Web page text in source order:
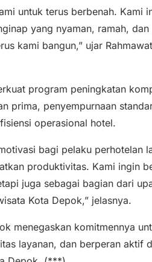
untuk terus berbenah. Kami
yang nyaman, ramah, dan
kami bangun,” ujar
program peningkatan
prima, penyempurnaan
operasional hotel.
bagi pelaku perhotelan
produktivitas. Kami ingin
juga sebagai bagian dari
Kota Depok,” jelasnya.
menegaskan komitmennya
layanan, dan berperan aktif